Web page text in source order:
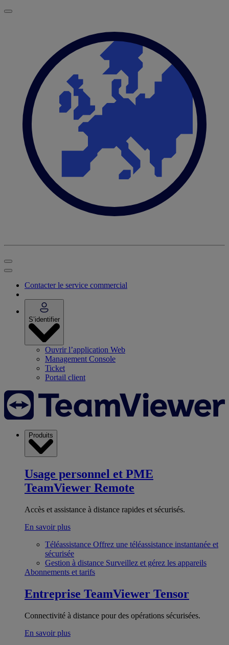
Contacter le service commercial
S’identifier
Ouvrir l’application Web
Management Console
Ticket
Portail client
Produits
Usage personnel et PME
TeamViewer Remote
Accès et assistance à distance rapides et sécurisés.
En savoir plus
Téléassistance Offrez une téléassistance instantanée et
sécurisée
Gestion à distance Surveillez et gérez les appareils
Abonnements et tarifs
Entreprise TeamViewer Tensor
Connectivité à distance pour des opérations sécurisées.
En savoir plus